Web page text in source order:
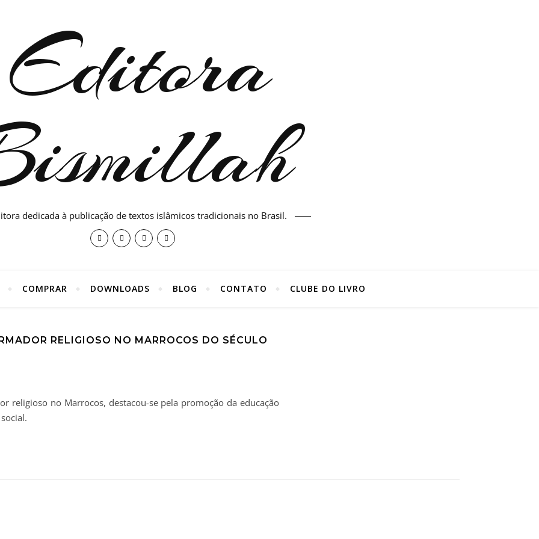
dedicada à publicação de textos islâmicos tradicionais no Brasil.
COMPRAR DOWNLOADS BLOG CONTATO CLUBE DO LIVRO
RELIGIOSO NO MARROCOS DO SÉCULO
religioso no Marrocos, destacou-se pela promoção da educação